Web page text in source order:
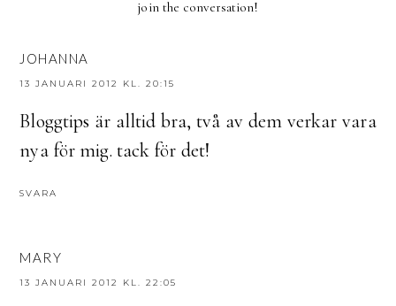
join the conversation!
JOHANNA
13 JANUARI 2012 KL. 20:15
Bloggtips är alltid bra, två av dem verkar vara
nya för mig. tack för det!
SVARA
MARY
13 JANUARI 2012 KL. 22:05